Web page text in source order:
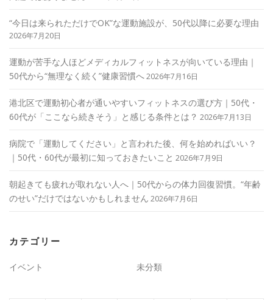
“今日は来られただけでOK”な運動施設が、50代以降に必要な理由
2026年7月20日
運動が苦手な人ほどメディカルフィットネスが向いている理由｜
50代から“無理なく続く”健康習慣へ2026年7月16日
港北区で運動初心者が通いやすいフィットネスの選び方｜50代・
60代が「ここなら続きそう」と感じる条件とは？ 2026年7月13日
病院で「運動してください」と言われた後、何を始めればいい？
｜50代・60代が最初に知っておきたいこと 2026年7月9日
朝起きても疲れが取れない人へ｜50代からの体力回復習慣。“年齢
のせい”だけではないかもしれません 2026年7月6日
カテゴリー
イベント 未分類